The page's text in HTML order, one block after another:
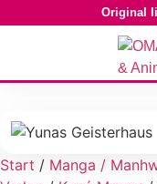
Original
Start / Manga /